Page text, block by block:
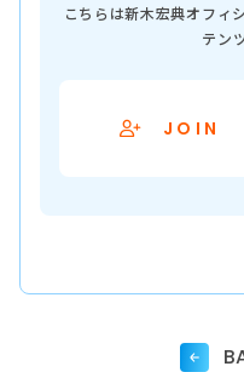
こちらは新木宏典オフィ
テン
JOIN